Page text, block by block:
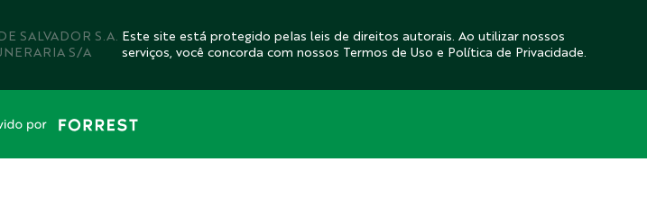
SALVADOR S.A.
S/A
Este site está protegido pelas leis de direitos autorais. Ao utilizar nossos
serviços, você concorda com nossos Termos de Uso e Política de Privacidade.